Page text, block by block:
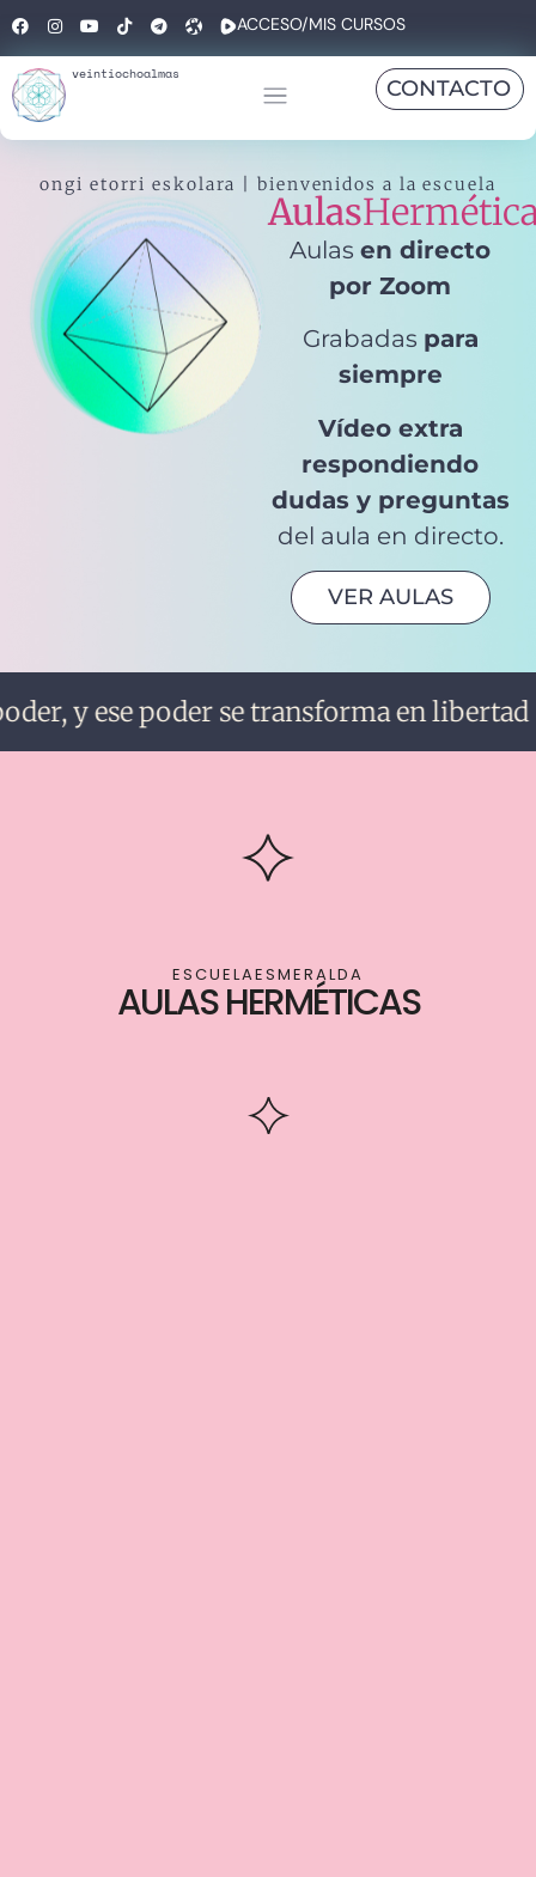
ACCESO/MIS CURSOS
veintiochoalmas
CONTACTO
ongi etorri eskolara | bienvenidos a la escuela
Aulas
Aulas en directo
por Zoom
Grabadas para
siempre
Vídeo extra
respondiendo
dudas y preguntas
del aula en directo.
VER AULAS
y ese poder se transforma en libertad |
ESCUELAESMERALDA
AULAS HERMÉTICAS